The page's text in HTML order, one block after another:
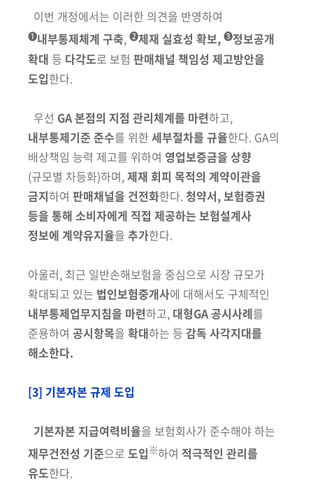
이번 개정에서는 이러한 의견을 반영하여
➊내부통제체계 구축, ➋제재 실효성 확보, ➌정보공개
확대 등 다각도로 보험 판매채널 책임성 제고방안을
도입한다.
우선 GA 본점의 지점 관리체계를 마련하고,
내부통제기준 준수를 위한 세부절차를 규율한다. GA의
배상책임 능력 제고를 위하여 영업보증금을 상향
(규모별 차등화)하며, 제재 회피 목적의 계약이관을
금지하여 판매채널을 건전화한다. 청약서, 보험증권
등을 통해 소비자에게 직접 제공하는 보험설계사
정보에 계약유지율을 추가한다.
아울러, 최근 일반손해보험을 중심으로 시장 규모가
확대되고 있는 법인보험중개사에 대해서도 구체적인
내부통제업무지침을 마련하고, 대형GA 공시사례를
준용하여 공시항목을 확대하는 등 감독 사각지대를
해소한다.
[3] 기본자본 규제 도입
기본자본 지급여력비율을 보험회사가 준수해야 하는
재무건전성 기준으로 도입 ※하여 적극적인 관리를
유도한다.